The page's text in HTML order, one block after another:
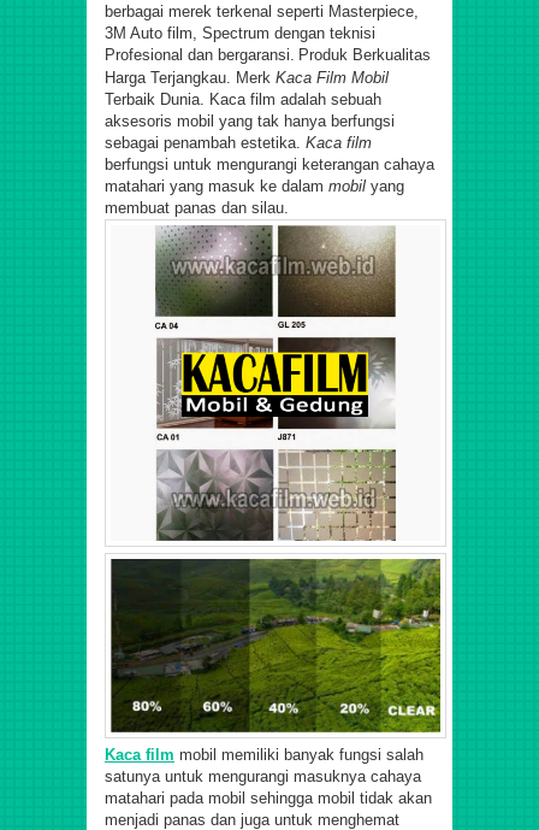
berbagai merek terkenal seperti Masterpiece,
3M Auto film, Spectrum dengan teknisi
Profesional dan bergaransi.
Produk Berkualitas
Harga Terjangkau.
Merk Kaca Film Mobil
Terbaik Dunia. Kaca film adalah sebuah
aksesoris mobil yang tak hanya berfungsi
sebagai penambah estetika. Kaca film
berfungsi untuk mengurangi keterangan cahaya
matahari yang masuk ke dalam mobil yang
membuat panas dan silau.
Kaca film mobil memiliki banyak fungsi salah
satunya untuk mengurangi masuknya cahaya
matahari pada mobil sehingga mobil tidak akan
menjadi panas dan juga untuk menghemat